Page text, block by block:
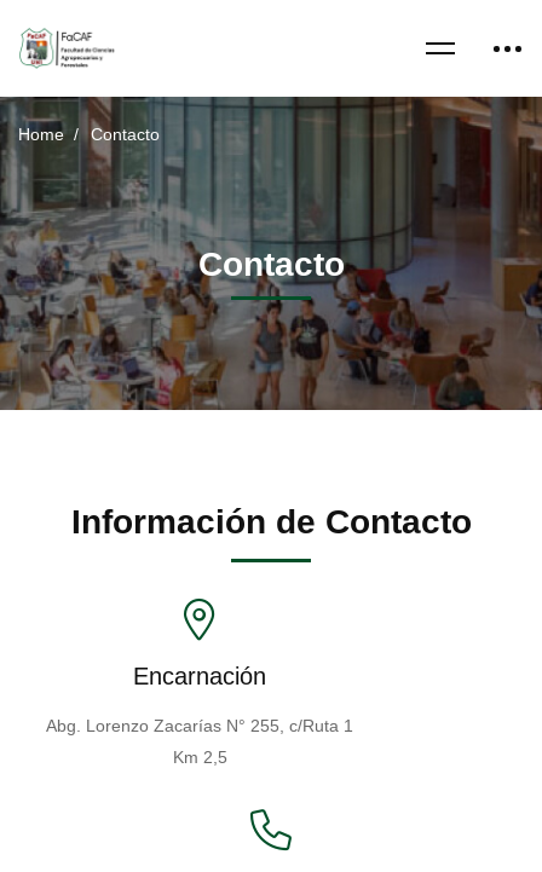
Home Contacto
Contacto
Información de Contacto
Encarnación
Abg. Lorenzo Zacarías N° 255, c/Ruta 1
Km 2,5